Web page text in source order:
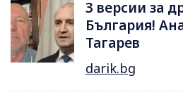
3 версии за
България!
Тагарев
darik.bg